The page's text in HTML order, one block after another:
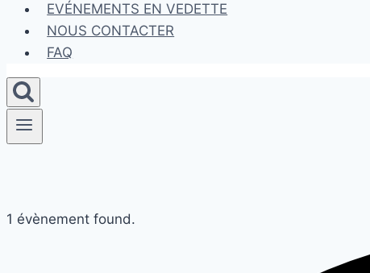
EVÉNEMENTS EN VEDETTE
NOUS CONTACTER
FAQ
1 évènement found.